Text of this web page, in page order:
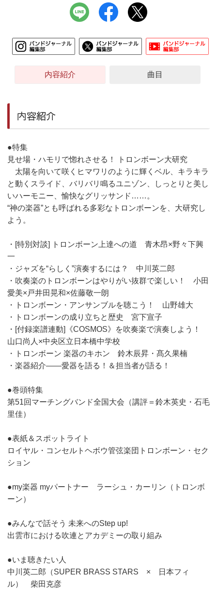
内容紹介 曲目
内容紹介
●特集
見せ場・ハモリで惚れさせる！ トロンボーン大研究
太陽を向いて咲くヒマワリのように輝くベル、キラキラ
と動くスライド、バリバリ鳴るユニゾン、しっとりと美し
いハーモニー、愉快なグリッサンド……。
“神の楽器”とも呼ばれる多彩なトロンボーンを、大研究し
よう。
・[特別対談] トロンボーン上達への道 青木昂×野々下興
一
・ジャズを“らしく”演奏するには？ 中川英二郎
・吹奏楽のトロンボーンはやりがい抜群で楽しい！ 小田
愛美×戸井田晃和×佐藤敬一朗
・トロンボーン・アンサンブルを聴こう！ 山野雄大
・トロンボーンの成り立ちと歴史 宮下宣子
・[付録楽譜連動]《COSMOS》を吹奏楽で演奏しよう！
山口尚人×中央区立日本橋中学校
・トロンボーン 楽器のキホン 鈴木辰昇・髙久果楠
・楽器紹介――愛器を語る！＆担当者が語る！
●巻頭特集
第51回マーチングバンド全国大会（講評＝鈴木英史・石毛
里佳）
●表紙＆スポットライト
ロイヤル・コンセルトヘボウ管弦楽団トロンボーン・セク
ション
●my楽器 myパートナー ラーシュ・カーリン（トロンボ
ーン）
●みんなで話そう 未来へのStep up!
出雲市における吹連とアカデミーの取り組み
●いま聴きたい人
中川英二郎（SUPER BRASS STARS × 日本フィ
ル） 柴田克彦